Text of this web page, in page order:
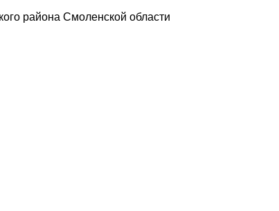
района Смоленской области